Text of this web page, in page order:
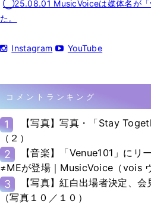
◯25.08.01 MusicVoiceは媒体名が「
た。
Instagram YouTube
コメントランキング
1
【写真】写真・「Stay
（２）
2
【音楽】「Venue101」にリ
≠MEが登場｜MusicVoice（vois
3
【写真】紅白出場者決定、
（写真１０／１０）